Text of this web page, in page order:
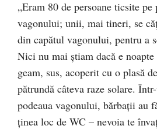
„Eram 80 de persoane ticsite
vagonului; unii, mai tineri, se
din capătul vagonului, pentru a
Nici nu mai ştiam dacă e
geam, sus, acoperit cu o plasă
pătrundă câteva raze solare.
podeaua vagonului, bărbaţii au
ţinea loc de WC – nevoia te